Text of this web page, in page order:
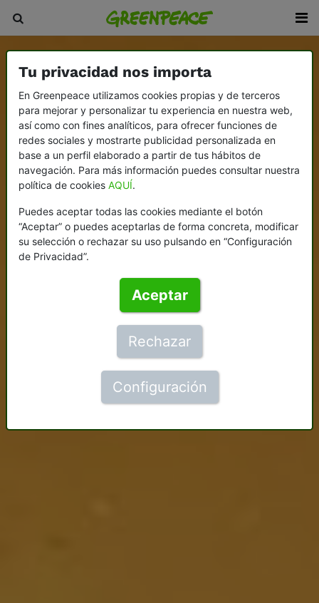
Tu privacidad nos importa
En Greenpeace utilizamos cookies propias y de terceros
para mejorar y personalizar tu experiencia en nuestra web,
así como con fines analíticos, para ofrecer funciones de
redes sociales y mostrarte publicidad personalizada en
base a un perfil elaborado a partir de tus hábitos de
navegación. Para más información puedes consultar nuestra
política de cookies AQUÍ.
Puedes aceptar todas las cookies mediante el botón
“Aceptar” o puedes aceptarlas de forma concreta, modificar
su selección o rechazar su uso pulsando en “Configuración
de Privacidad”.
Aceptar
Rechazar
Configuración